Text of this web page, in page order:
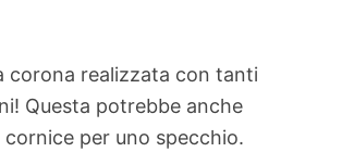
corona realizzata con tanti
Questa potrebbe anche
per uno specchio.